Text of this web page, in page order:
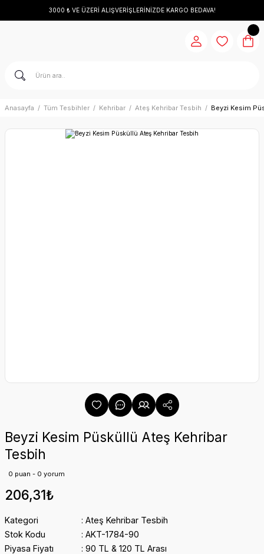
3000 ₺ VE ÜZERİ ALIŞVERİŞLERİNİZDE KARGO BEDAVA!
Anasayfa Tüm Tesbihler Kehribar Ateş Kehribar Tesbih Beyzi Kesim
Beyzi Kesim Püsküllü Ateş Kehribar
Tesbih
0 puan - 0 yorum
206,31₺
Kategori
Ateş Kehribar Tesbih
Stok Kodu
AKT-1784-90
Piyasa Fiyatı
90 TL & 120 TL Arası